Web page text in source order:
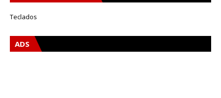
Teclados
ADS